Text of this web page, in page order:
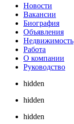
Новости
Вакансии
Биография
Объявления
Недвижимость
Работа
О компании
Руководство
hidden
hidden
hidden